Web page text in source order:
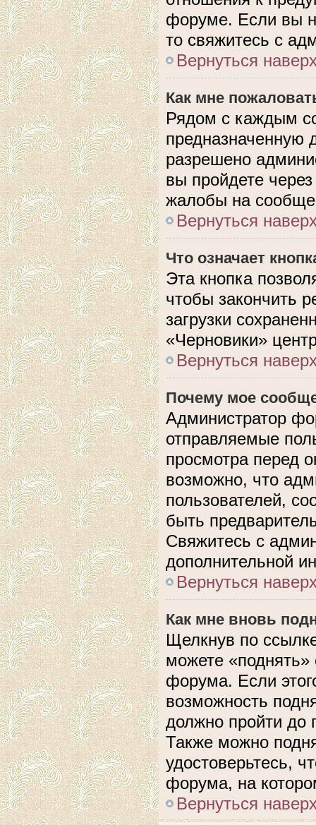
форуме. Если вы
то свяжитесь с
Вернуться
Как мне
Рядом с каждым
предназначенную
разрешено
вы пройдете
жалобы на
Вернуться
Что означает
Эта кнопка
чтобы закончить
загрузки
«Черновики»
Вернуться
Почему мое
Администратор
отправляемые
просмотра перед
возможно, что
пользователей,
быть
Свяжитесь с
дополнительной
Вернуться
Как мне вновь
Щелкнув по
можете
форума. Если
возможность
должно пройти до
Также можно
удостоверьтесь,
форума, на
Вернуться